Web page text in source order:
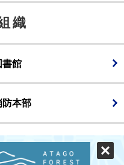
織
書館
防本部